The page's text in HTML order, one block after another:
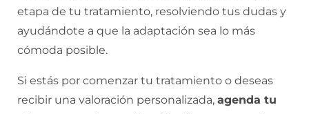
etapa de tu tratamiento, resolviendo tus dudas y
ayudándote a que la adaptación sea lo más
cómoda posible.
Si estás por comenzar tu tratamiento o deseas
recibir una valoración personalizada, agenda tu